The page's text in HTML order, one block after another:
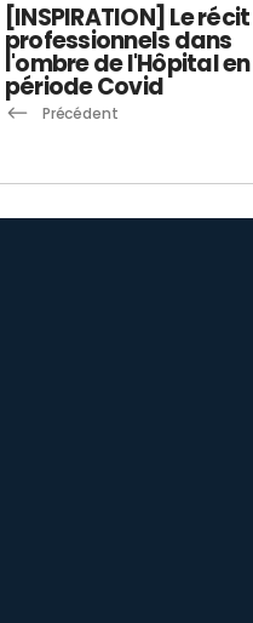
[INSPIRATION] Le
professionnels dans
l'ombre de l'Hôpital en
période Covid
Précédent